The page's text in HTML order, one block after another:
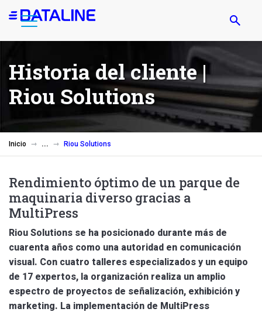
Pasar
Historia del cliente |
Riou Solutions
Inicio Riou Solutions
Rendimiento óptimo de un parque de
maquinaria diverso gracias a
MultiPress
Riou Solutions se ha posicionado durante más de
cuarenta años como una autoridad en comunicación
visual. Con cuatro talleres especializados y un equipo
de 17 expertos, la organización realiza un amplio
espectro de proyectos de señalización, exhibición y
marketing. La implementación de MultiPress